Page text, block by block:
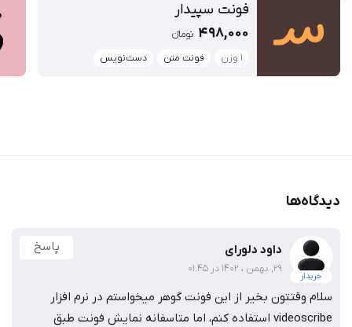
فونت سپیدار
498,000 تومان‫ء‬‫
1 وزن
فونت متن دست‌نویس
دیدگاه‌ها
خریدار
داود دلورای
29, بهمن ، 1402 در 01:45
پاسخ
سلام وقتتون بخیر از این فونت گوهر میخواستم در نرم افزار
videoscribe استفاده کنم، اما متاسفانه نمایش فونت طبق